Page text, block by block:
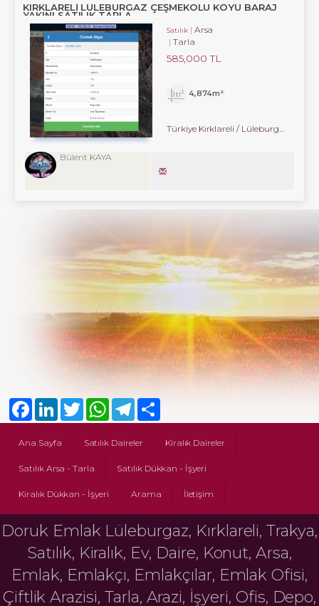
KIRKLARELİ LÜLEBURGAZ ÇEŞMEKOLU KÖYÜ BARAJ
YAKINI SATILIK TARLA
Satılık
Arsa
Tarla
585,000 TL
4,874m²
Türkiye Kırklareli / Lüleburgaz
Bülent KAYA
Ana Sayfa Satılık Daireler Kiralık Daireler
Satılık Arsa - Tarla Satılık Dükkan - İşyeri
Kiralık Dükkan - İşyeri Arama İletişim
FacebookLinkedInTwitter WhatsAppTelegram
Doruk Emlak Lüleburgaz, Kırklareli, Trakya,
Satılık, Kiralık, Ev, Daire, Konut, Arsa,
Emlak, Emlakçı, Emlakçılar, Emlak Ofisi,
Çiftlik Arazisi, Tarla, Arazi, İşyeri, Ofis, Depo,